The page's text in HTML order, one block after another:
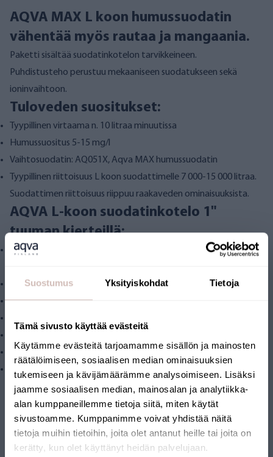
Suostumus Yksityiskohdat Tietoja
Tämä sivusto käyttää evästeitä
Käytämme evästeitä tarjoamamme sisällön ja mainosten
räätälöimiseen, sosiaalisen median ominaisuuksien
tukemiseen ja kävijämäärämme analysoimiseen. Lisäksi
jaamme sosiaalisen median, mainosalan ja analytiikka-
alan kumppaneillemme tietoja siitä, miten käytät
sivustoamme. Kumppanimme voivat yhdistää näitä
tietoja muihin tietoihin, joita olet antanut heille tai joita on
kerätty, kun olet käyttänyt heidän palvelujaan.
AQVA MAX L koon humussuodatin
vähentää myös rautaa ja mangaania.
Paketti sisältää suodatinkotelon tarvikkeineen.
Puhdistusteho perustuu mekaaniseen suodatukseen sekä
ioninvaihtoon.
Tuloveden suositukset:
Tyypillinen virtaama n. 10 litraa minuutissa
Humussuositus 5-15 mg/l
Vaihtosuodatin: AQ051X, Aqva MAX humussuodatin
Tyypillinen riittoisuus L koon suodattimelle 7 000-15 000 litraa.
Suodattimen riittoisuus riippuu raakaveden ominaisuuksista.
AQVA L-koon suodatinkotelo 1"
tuuman kierteillä:
Tuotteen koko: kotelo K 34 cm x L 18 cm + seinäkiinnitysteline K
Toimintalämpötila: 2-30 °C
Käyttöpaine 6 bar.
Paineenvapautusventtiili
Kotelon kiristysavain
Tiedostot